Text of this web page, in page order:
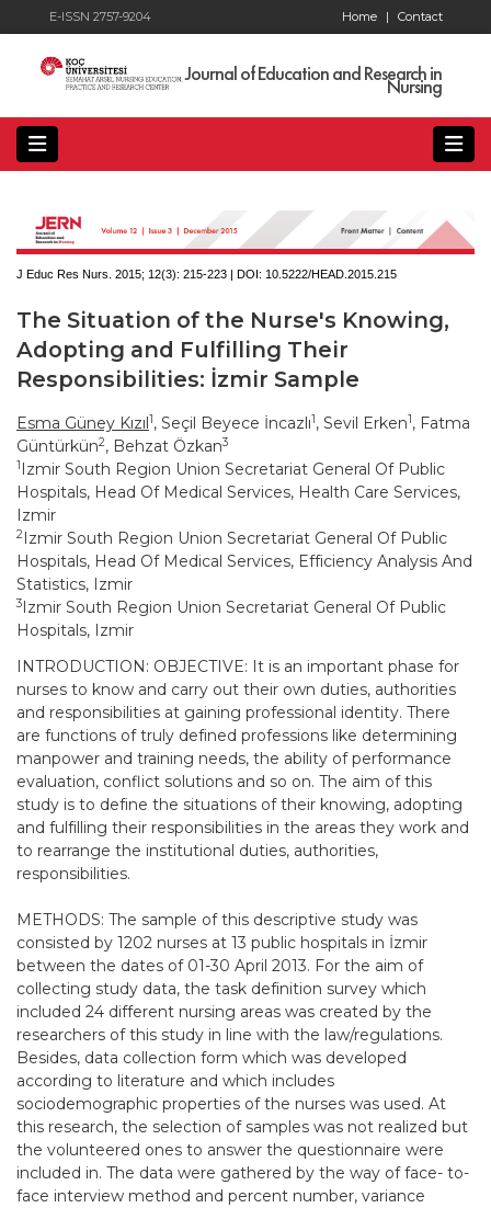
E-ISSN 2757-9204 Contact
Home |
Journal of Education and Research in
Nursing
J Educ Res Nurs. 2015; 12(3): 215-223 | DOI: 10.5222/HEAD.2015.215
The Situation of the Nurse's Knowing,
Adopting and Fulfilling Their
Responsibilities: İzmir Sample
Esma Güney Kızıl1, Seçil Beyece İncazlı1, Sevil Erken1, Fatma
Güntürkün2, Behzat Özkan3
1 Izmir South Region Union Secretariat General Of Public
Hospitals, Head Of Medical Services, Health Care Services,
Izmir
2Izmir South Region Union Secretariat General Of Public
Hospitals, Head Of Medical Services, Efficiency Analysis And
Statistics, Izmir
3Izmir South Region Union Secretariat General Of Public
Hospitals, Izmir
INTRODUCTION: OBJECTIVE: It is an important phase for
nurses to know and carry out their own duties, authorities
and responsibilities at gaining professional identity. There
are functions of truly defined professions like determining
manpower and training needs, the ability of performance
evaluation, conflict solutions and so on. The aim of this
study is to define the situations of their knowing, adopting
and fulfilling their responsibilities in the areas they work and
to rearrange the institutional duties, authorities,
responsibilities.
METHODS: The sample of this descriptive study was
consisted by 1202 nurses at 13 public hospitals in İzmir
between the dates of 01-30 April 2013. For the aim of
collecting study data, the task definition survey which
included 24 different nursing areas was created by the
researchers of this study in line with the law/regulations.
Besides, data collection form which was developed
according to literature and which includes
sociodemographic properties of the nurses was used. At
this research, the selection of samples was not realized but
the volunteered ones to answer the questionnaire were
included in. The data were gathered by the way of face- to-
face interview method and percent number, variance